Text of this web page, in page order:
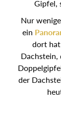
Gipfel,
Nur
ein
dort hat
Dachstein,
der